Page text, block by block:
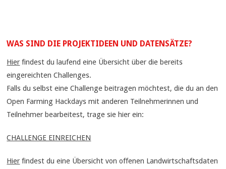
WAS SIND DIE PROJEKTIDEEN UND DATENSÄTZE?
Hier findest du laufend eine Übersicht über die bereits
eingereichten Challenges.
Falls du selbst eine Challenge beitragen möchtest, die du an den
Open Farming Hackdays mit anderen Teilnehmerinnen und
Teilnehmer bearbeitest, trage sie hier ein:
CHALLENGE EINREICHEN
Hier findest du eine Übersicht von offenen Landwirtschaftsdaten